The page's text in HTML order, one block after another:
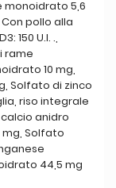
monoidrato 5,6
pollo alla
150 U.I. .,
rame
10 mg,
Solfato di zinco
riso integrale
calcio anidro
mg, Solfato
44,5 mg